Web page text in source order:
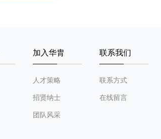
加入华胄
人才策略
招贤纳士
团队风采
联系我们
联系方式
在线留言